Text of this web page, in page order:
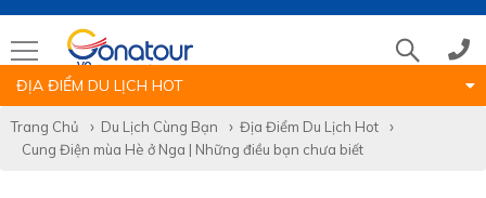
ĐỊA ĐIỂM DU LỊCH HOT
Trang Chủ Du Lịch Cùng Bạn
Địa Điểm Du Lịch Hot
Cung Điện mùa Hè ở Nga | Những điều bạn chưa biết